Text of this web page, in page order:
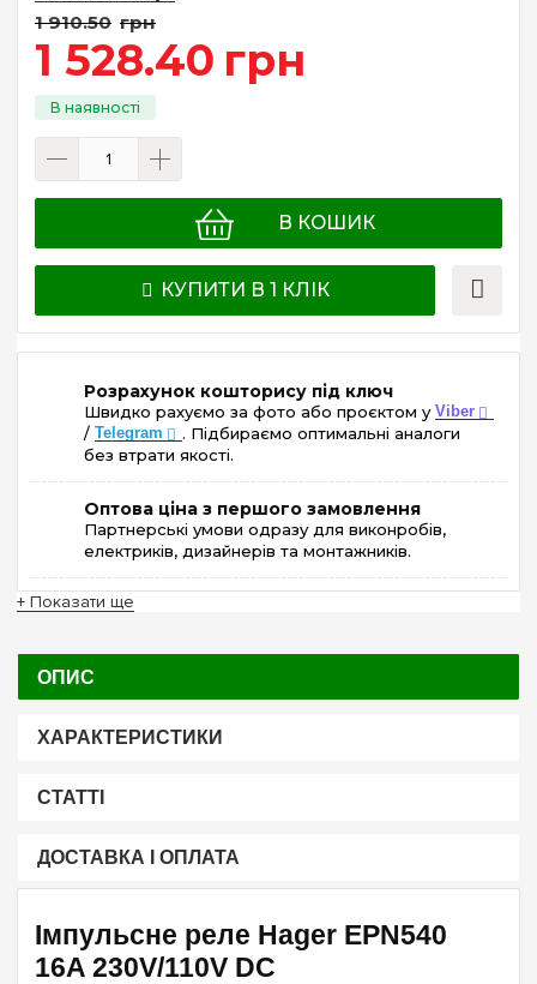
1 910.50 грн
1 528.40 грн
В КОШИК
КУПИТИ В 1 КЛІК
Розрахунок кошторису під ключ
Швидко рахуємо за фото або проєктом у Viber
/ Telegram
. Підбираємо оптимальні аналоги
без втрати якості.
Оптова ціна з першого замовлення
Партнерські умови одразу для виконробів,
електриків, дизайнерів та монтажників.
+ Показати ще
ОПИС
ХАРАКТЕРИСТИКИ
СТАТТІ
ДОСТАВКА І ОПЛАТА
Імпульсне реле Hager EPN540
16A 230V/110V DC